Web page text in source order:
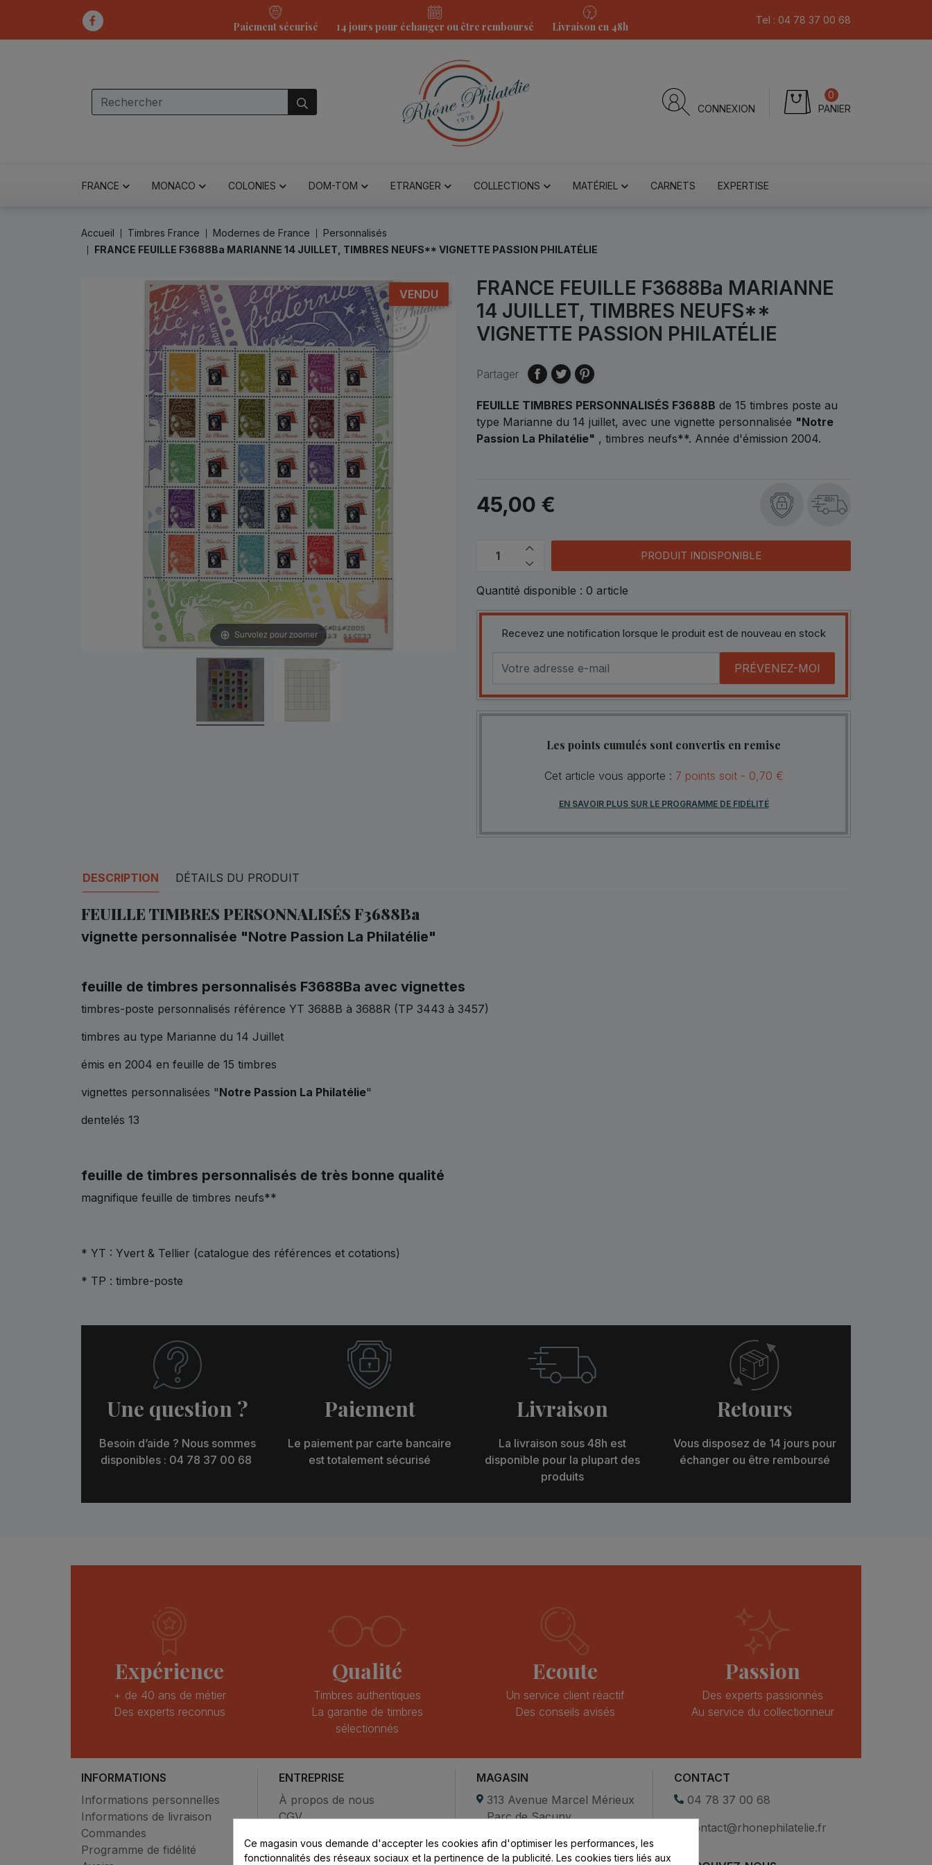
Paiement sécurisé 14 jours pour échanger ou être remboursé Livraison en 48h
Tel : 04 78 37 00 68
CONNEXION PANIER
0
FRANCE MONACO COLONIES DOM-TOM ETRANGER COLLECTIONS MATÉRIEL CARNETS EXPERTISE
Accueil Timbres France Modernes de France
Personnalisés
FRANCE FEUILLE F3688Ba MARIANNE 14 JUILLET, TIMBRES NEUFS** VIGNETTE PASSION PHILATÉLIE
VENDU
Survolez pour zoomer
FRANCE FEUILLE F3688Ba MARIANNE
14 JUILLET, TIMBRES NEUFS**
VIGNETTE PASSION PHILATÉLIE
Partager
FEUILLE TIMBRES PERSONNALISÉS F3688B de 15 timbres poste au
type Marianne du 14 juillet, avec une vignette personnalisée "Notre
Passion La Philatélie" , timbres neufs**. Année d'émission 2004.
45,00 € 48h
PRODUIT INDISPONIBLE
Quantité disponible : 0 article
Recevez une notification lorsque le produit est de nouveau en stock
PRÉVENEZ-MOI
Les points cumulés sont convertis en remise
Cet article vous apporte : 7 points soit - 0,70 €
EN SAVOIR PLUS SUR LE PROGRAMME DE FIDÉLITÉ
DESCRIPTION DÉTAILS DU PRODUIT
FEUILLE TIMBRES PERSONNALISÉS F3688Ba
vignette personnalisée "Notre Passion La Philatélie"
feuille de timbres personnalisés F3688Ba avec vignettes
timbres-poste personnalisés référence YT 3688B à 3688R (TP 3443 à 3457)
timbres au type Marianne du 14 Juillet
émis en 2004 en feuille de 15 timbres
vignettes personnalisées "Notre Passion La Philatélie"
dentelés 13
feuille de timbres personnalisés de très bonne qualité
magnifique feuille de timbres neufs**
* YT : Yvert & Tellier (catalogue des références et cotations)
* TP : timbre-poste
Une question ?
Besoin d’aide ? Nous sommes
disponibles : 04 78 37 00 68
Paiement
Le paiement par carte bancaire
est totalement sécurisé
Livraison
La livraison sous 48h est
disponible pour la plupart des
produits
Retours
Vous disposez de 14 jours pour
échanger ou être remboursé
Expérience
+ de 40 ans de métier
Des experts reconnus
Qualité
Timbres authentiques
La garantie de timbres
sélectionnés
Ecoute
Un service client réactif
Des conseils avisés
Passion
Des experts passionnés
Au service du collectionneur
INFORMATIONS
Informations personnelles
Informations de livraison
Commandes
Programme de fidélité
ENTREPRISE
À propos de nous
CGV
Mon compte
MAGASIN
313 Avenue Marcel Mérieux
Parc de Sacuny
CONTACT
04 78 37 00 68
contact@rhonephilatelie.fr
Ce magasin vous demande d'accepter les cookies afin d'optimiser les performances, les
fonctionnalités des réseaux sociaux et la pertinence de la publicité. Les cookies tiers liés aux